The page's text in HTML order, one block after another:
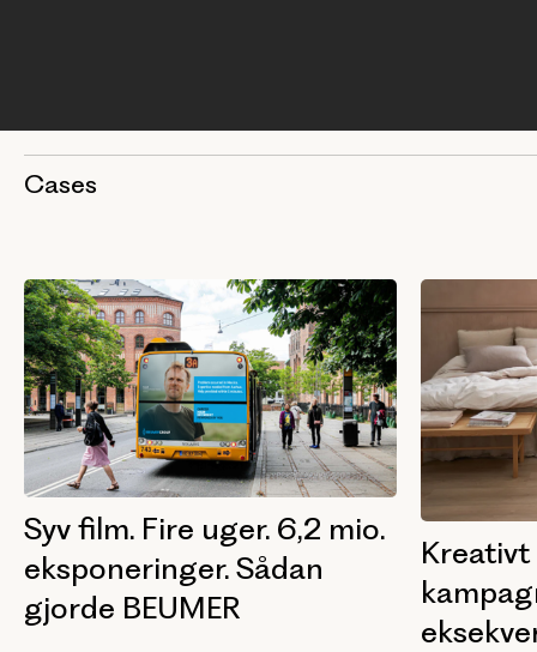
Cases
Syv film. Fire uger. 6,2 mio.
eksponeringer. Sådan
gjorde BEUMER
Kreativt